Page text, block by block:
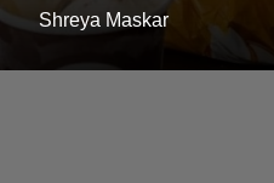
Shreya Maskar